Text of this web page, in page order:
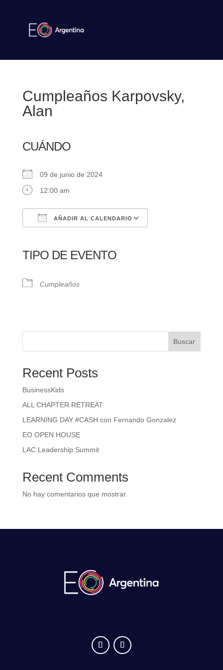
Cumpleaños Karpovsky,
Alan
CUÁNDO
09 de junio de 2024
12:00 am
AÑADIR AL CALENDARIO
TIPO DE EVENTO
Cumpleaños
Buscar
Recent Posts
BusinessKids
ALL CHAPTER RETREAT
LEARNING DAY #CASH con Fernando Gonzalez
EO OPEN HOUSE
LAC Leadership Summit
Recent Comments
No hay comentarios que mostrar.